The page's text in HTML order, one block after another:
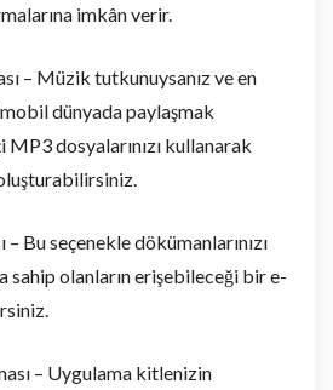
imkân verir.
– Müzik tutkunuysanız ve en
dünyada paylaşmak
dosyalarınızı kullanarak
Bu seçenekle dökümanlarınızı
sahip olanların erişebileceği bir e-
– Uygulama kitlenizin